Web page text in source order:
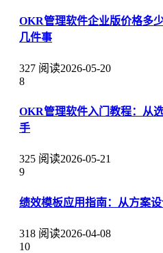
OKR管理软件企业版价格多
几件事
327 阅读2026-05-20
8
OKR管理软件入门教程：从
手
325 阅读2026-05-21
9
绩效模板应用指南：从方案
318 阅读2026-04-08
10